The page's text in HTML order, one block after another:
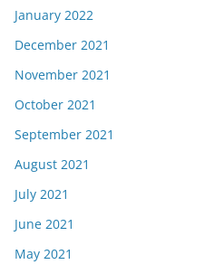
January 2022
December 2021
November 2021
October 2021
September 2021
August 2021
July 2021
June 2021
May 2021